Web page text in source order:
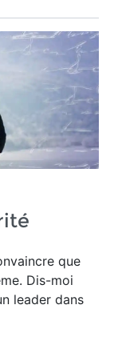
que
Dis-moi
leader dans